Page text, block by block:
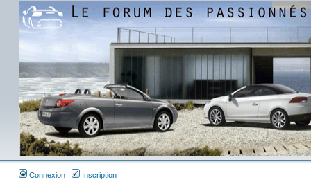
Connexion Inscription